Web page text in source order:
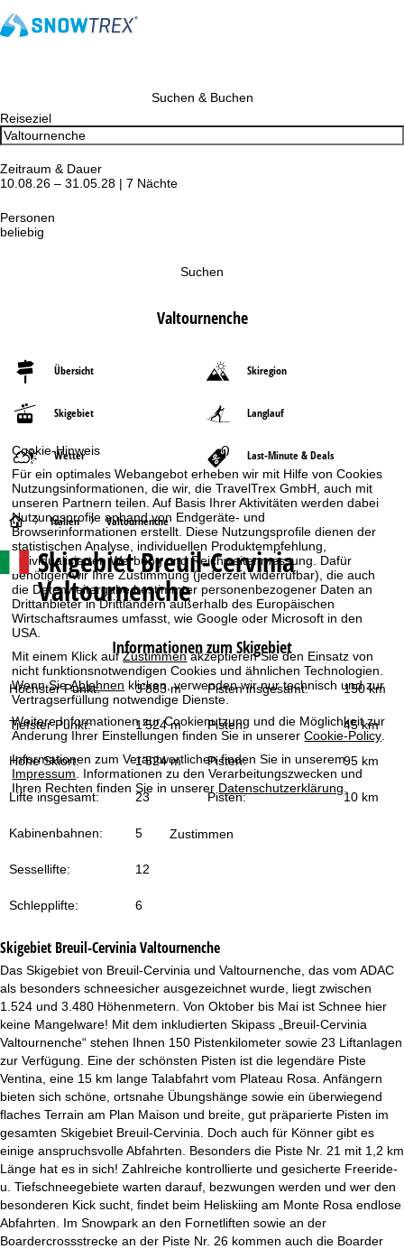
Cookie-Hinweis
Für ein optimales Webangebot erheben wir mit Hilfe von Cookies
Nutzungsinformationen, die wir, die TravelTrex GmbH, auch mit
unseren Partnern teilen. Auf Basis Ihrer Aktivitäten werden dabei
Nutzungsprofile anhand von Endgeräte- und
Browserinformationen erstellt. Diese Nutzungsprofile dienen der
statistischen Analyse, individuellen Produktempfehlung,
individualisierten Werbung und Reichweitenmessung. Dafür
benötigen wir Ihre Zustimmung (jederzeit widerrufbar), die auch
die Datenweitergabe bestimmter personenbezogener Daten an
Drittanbieter in Drittländern außerhalb des Europäischen
Wirtschaftsraumes umfasst, wie Google oder Microsoft in den
USA.
Mit einem Klick aufZustimmenakzeptieren Sie den Einsatz von
nicht funktionsnotwendigen Cookies und ähnlichen Technologien.
Wenn SieAblehnen klicken, verwenden wir nur technisch und zur
Vertragserfüllung notwendige Dienste.
Weitere Informationen zur Cookienutzung und die Möglichkeit zur
Änderung Ihrer Einstellungen finden Sie in unsererCookie-Policy
Informationen zum Verantwortlichen finden Sie in unserem
Impressum . Informationen zu den Verarbeitungszwecken und
Ihren Rechten finden Sie in unserer Datenschutzerklärung
Zustimmen
Suchen & Buchen
Reiseziel
Zeitraum & Dauer
10.08.26 – 31.05.28 | 7 Nächte
Personen
beliebig
Suchen
Valtournenche
Übersicht Skiregion
Skigebiet Langlauf
Wetter Last-Minute & Deals
S
t
a
r
t
s
e
i
Italien Valtournenche
SkigebietBreuil-Cervinia
Valtournenche
Informationen zum Skigebiet
Höchster Punkt: 3’883 m Pisten insgesamt: 150 km
Tiefster Punkt: 1’524 m Pisten: 45 km
Höhe Skiort: 1’524 m Pisten: 95 km
Lifte insgesamt: 23 Pisten: 10 km
Kabinenbahnen: 5
Sessellifte: 12
Schlepplifte: 6
Skigebiet Breuil-Cervinia Valtournenche
Das Skigebiet von Breuil-Cervinia und Valtournenche, das vom ADAC
als besonders schneesicher ausgezeichnet wurde, liegt zwischen
1.524 und 3.480 Höhenmetern. Von Oktober bis Mai ist Schnee hier
keine Mangelware! Mit dem inkludierten Skipass „Breuil-Cervinia
Valtournenche“ stehen Ihnen 150 Pistenkilometer sowie 23 Liftanlagen
zur Verfügung. Eine der schönsten Pisten ist die legendäre Piste
Ventina, eine 15 km lange Talabfahrt vom Plateau Rosa. Anfängern
bieten sich schöne, ortsnahe Übungshänge sowie ein überwiegend
flaches Terrain am Plan Maison und breite, gut präparierte Pisten im
gesamten Skigebiet Breuil-Cervinia. Doch auch für Könner gibt es
einige anspruchsvolle Abfahrten. Besonders die Piste Nr. 21 mit 1,2 km
Länge hat es in sich! Zahlreiche kontrollierte und gesicherte Freeride-
u. Tiefschneegebiete warten darauf, bezwungen werden und wer den
besonderen Kick sucht, findet beim Heliskiing am Monte Rosa endlose
Abfahrten. Im Snowpark an den Fornetliften sowie an der
Boardercrossstrecke an der Piste Nr. 26 kommen auch die Boarder